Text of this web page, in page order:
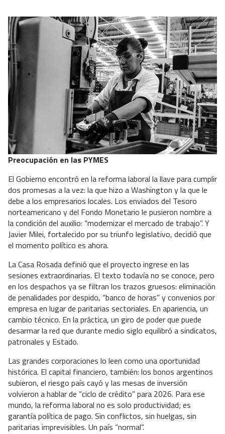
Preocupación en las PYMES
El Gobierno encontró en la reforma laboral la llave para cumplir
dos promesas a la vez: la que hizo a Washington y la que le
debe a los empresarios locales. Los enviados del Tesoro
norteamericano y del Fondo Monetario le pusieron nombre a
la condición del auxilio: “modernizar el mercado de trabajo”. Y
Javier Milei, fortalecido por su triunfo legislativo, decidió que
el momento político es ahora.
La Casa Rosada definió que el proyecto ingrese en las
sesiones extraordinarias. El texto todavía no se conoce, pero
en los despachos ya se filtran los trazos gruesos: eliminación
de penalidades por despido, “banco de horas” y convenios por
empresa en lugar de paritarias sectoriales. En apariencia, un
cambio técnico. En la práctica, un giro de poder que puede
desarmar la red que durante medio siglo equilibró a sindicatos,
patronales y Estado.
Las grandes corporaciones lo leen como una oportunidad
histórica. El capital financiero, también: los bonos argentinos
subieron, el riesgo país cayó y las mesas de inversión
volvieron a hablar de “ciclo de crédito” para 2026. Para ese
mundo, la reforma laboral no es solo productividad; es
garantía política de pago. Sin conflictos, sin huelgas, sin
paritarias imprevisibles. Un país “normal”.